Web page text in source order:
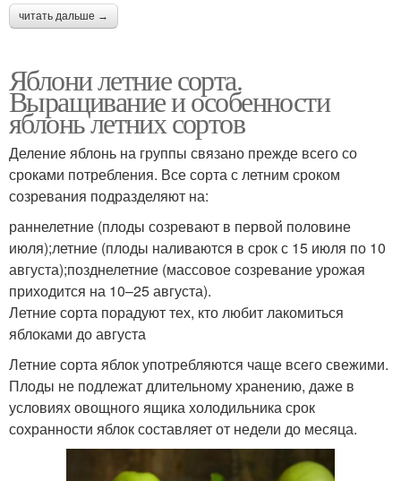
читать дальше →
Яблони летние сорта.
Выращивание и особенности
яблонь летних сортов
Деление яблонь на группы связано прежде всего со
сроками потребления. Все сорта с летним сроком
созревания подразделяют на:
раннелетние (плоды созревают в первой половине
июля);летние (плоды наливаются в срок с 15 июля по 10
августа);позднелетние (массовое созревание урожая
приходится на 10–25 августа).
Летние сорта порадуют тех, кто любит лакомиться
яблоками до августа
Летние сорта яблок употребляются чаще всего свежими.
Плоды не подлежат длительному хранению, даже в
условиях овощного ящика холодильника срок
сохранности яблок составляет от недели до месяца.